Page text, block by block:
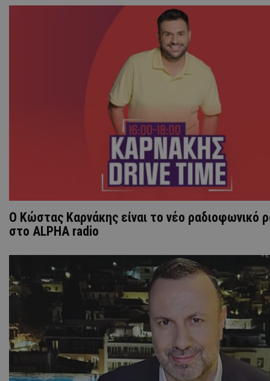
Ο Κώστας Καρνάκης είναι το νέο ραδιοφωνικό
στο ALPHA radio